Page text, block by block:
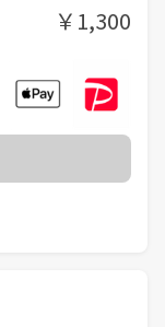
￥1,300